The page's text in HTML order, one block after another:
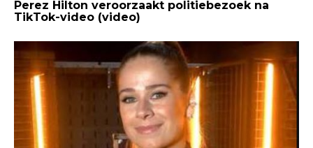
Perez Hilton veroorzaakt politiebezoek na
TikTok-video (video)